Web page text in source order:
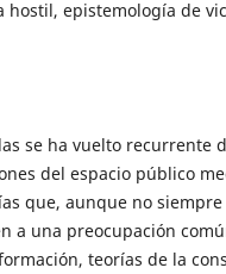
hostil, epistemología de
se ha vuelto recurrente
del espacio público
que, aunque no siempre
a una preocupación
teorías de la